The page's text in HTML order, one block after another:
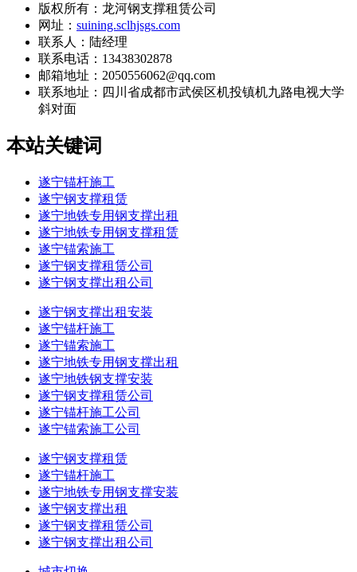
版权所有：龙河钢支撑租赁公司
网址： suining.sclhjsgs.com
联系人：陆经理
联系电话：13438302878
邮箱地址：2050556062@qq.com
联系地址： 四川省成都市武侯区机投镇机九路电视大学
斜对面
本站关键词
遂宁锚杆施工
遂宁钢支撑租赁
遂宁地铁专用钢支撑出租
遂宁地铁专用钢支撑租赁
遂宁锚索施工
遂宁钢支撑租赁公司
遂宁钢支撑出租公司
遂宁钢支撑出租安装
遂宁锚杆施工
遂宁锚索施工
遂宁地铁专用钢支撑出租
遂宁地铁钢支撑安装
遂宁钢支撑租赁公司
遂宁锚杆施工公司
遂宁锚索施工公司
遂宁钢支撑租赁
遂宁锚杆施工
遂宁地铁专用钢支撑安装
遂宁钢支撑出租
遂宁钢支撑租赁公司
遂宁钢支撑出租公司